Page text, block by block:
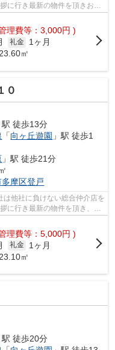
に行き最新の物件を頂きお客
理費等：3,000円 )
礼金
1ヶ月
㎡
０
駅 徒歩13分
「向ヶ丘遊園 」駅 徒歩1
」駅 徒歩21分
多摩区登戸
は他社に負けない総合仲介店を
に行き最新の物件を頂き、お
理費等：5,000円 )
礼金
1ヶ月
㎡
駅 徒歩20分